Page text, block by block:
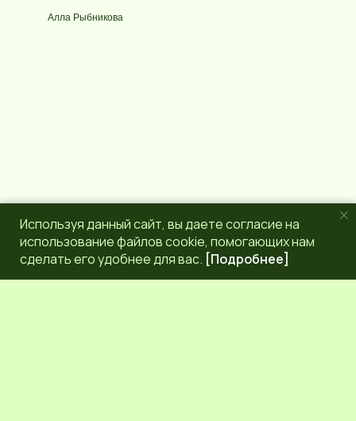
р
с
g
r
Алла Рыбникова
Используя данный сайт, вы даете согласие на
использование файлов cookie, помогающих нам
сделать его удобнее для вас. [Подробнее]